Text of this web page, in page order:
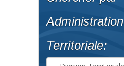
Administration
Territoriale: